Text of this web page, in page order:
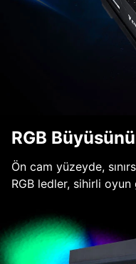
RGB
Ön cam yüzeyde,
RGB ledler, sihirli